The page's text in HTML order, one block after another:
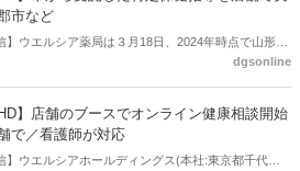
る。有料での検査や栄養相談などのほか、ケアマネ
宅介護支援も提供し、高齢者や介護が必要な方々の
ービスの調整を行う予定という。
市など
】ウエルシア薬局は３月18日、2024年時点で山形県
戸市、鶴ヶ島市、静岡県伊豆の国市、愛知県蒲郡
っているとリリースした。
dgsonline
】店舗のブースでオンライン健康相談開始
で／看護師が対応
】ウエルシアホールディングス(本社:東京都千代田